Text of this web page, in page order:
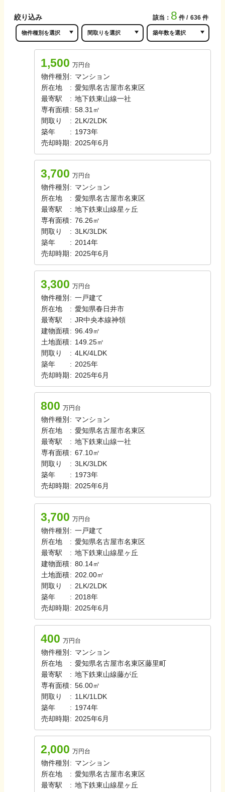
絞り込み 該当： 8 件 636 件
1,500 万円台
物件種別 : マンション
所在地
: 愛知県名古屋市名東区
最寄駅
: 地下鉄東山線一社
専有面積: 58.31㎡
間取り
: 2LK/2LDK
築年
: 1973年
売却時期 : 2025年6月
3,700 万円台
物件種別 : マンション
所在地
: 愛知県名古屋市名東区
最寄駅
: 地下鉄東山線星ヶ丘
専有面積: 76.26㎡
間取り
: 3LK/3LDK
築年
: 2014年
売却時期 : 2025年6月
3,300 万円台
物件種別 : 一戸建て
所在地
: 愛知県春日井市
最寄駅
: JR中央本線神領
建物面積: 96.49㎡
土地面積: 149.25㎡
間取り
: 4LK/4LDK
築年
: 2025年
売却時期 : 2025年6月
800 万円台
物件種別 : マンション
所在地
: 愛知県名古屋市名東区
最寄駅
: 地下鉄東山線一社
専有面積: 67.10㎡
間取り
: 3LK/3LDK
築年
: 1973年
売却時期 : 2025年6月
3,700 万円台
物件種別 : 一戸建て
所在地
: 愛知県名古屋市名東区
最寄駅
: 地下鉄東山線星ヶ丘
建物面積: 80.14㎡
土地面積: 202.00㎡
間取り
: 2LK/2LDK
築年
: 2018年
売却時期 : 2025年6月
400 万円台
物件種別 : マンション
所在地
: 愛知県名古屋市名東区藤里町
最寄駅
: 地下鉄東山線藤が丘
専有面積: 56.00㎡
間取り
: 1LK/1LDK
築年
: 1974年
売却時期 : 2025年6月
2,000 万円台
物件種別 : マンション
所在地
: 愛知県名古屋市名東区
最寄駅
: 地下鉄東山線星ヶ丘